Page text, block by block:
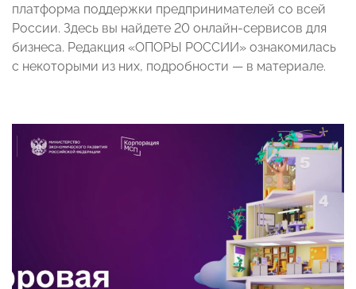
платформа поддержки предпринимателей со всей
России. Здесь вы найдете 20 онлайн-сервисов для
бизнеса. Редакция «ОПОРЫ РОССИИ» ознакомилась
с некоторыми из них, подробности — в материале.